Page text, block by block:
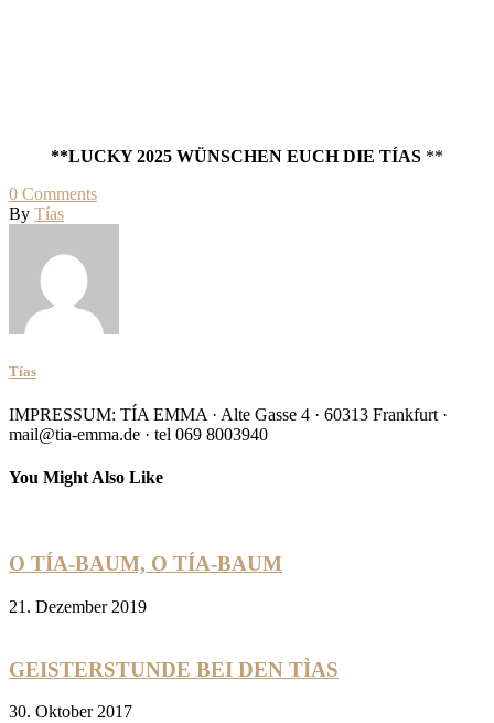
**LUCKY 2025 WÜNSCHEN EUCH DIE TÍAS **
0 Comments
By Tías
Tías
IMPRESSUM: TÍA EMMA · Alte Gasse 4 · 60313 Frankfurt ·
mail@tia-emma.de · tel 069 8003940
You Might Also Like
O TÍA-BAUM, O TÍA-BAUM
21. Dezember 2019
GEISTERSTUNDE BEI DEN TÌAS
30. Oktober 2017